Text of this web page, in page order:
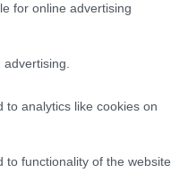
for online advertising
to analytics like cookies on
to functionality of the website
dei costi